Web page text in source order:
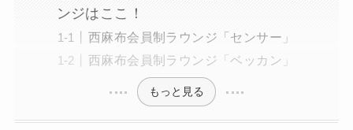
ンジはここ！
西麻布会員制ラウンジ「センサー」
西麻布会員制ラウンジ「ベッカン」
もっと見る